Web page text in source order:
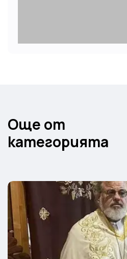
Още от
категорията